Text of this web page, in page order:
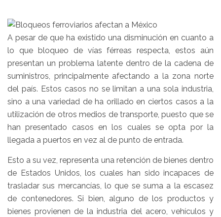
A pesar de que ha existido una disminución en cuanto a
lo que bloqueo de vías férreas respecta, estos aún
presentan un problema latente dentro de la cadena de
suministros, principalmente afectando a la zona norte
del país. Estos casos no se limitan a una sola industria,
sino a una variedad de ha orillado en ciertos casos a la
utilización de otros medios de transporte, puesto que se
han presentado casos en los cuales se opta por la
llegada a puertos en vez al de punto de entrada.
Esto a su vez, representa una retención de bienes dentro
de Estados Unidos, los cuales han sido incapaces de
trasladar sus mercancías, lo que se suma a la escasez
de contenedores. Si bien, alguno de los productos y
bienes provienen de la industria del acero, vehículos y